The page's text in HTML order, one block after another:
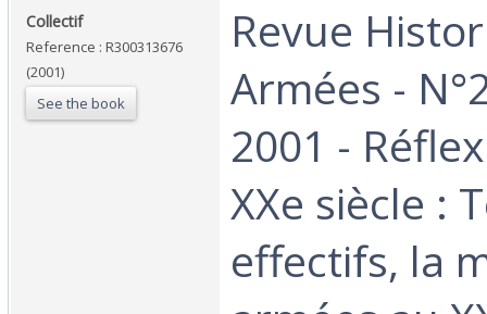
‎Collectif‎
Reference : R300313676
(2001)
See the book
‎Revue
Armées -
2001 -
XXe siècle :
effectifs, la